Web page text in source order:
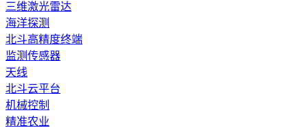
三维激光雷达
海洋探测
北斗高精度终端
监测传感器
天线
北斗云平台
机械控制
精准农业